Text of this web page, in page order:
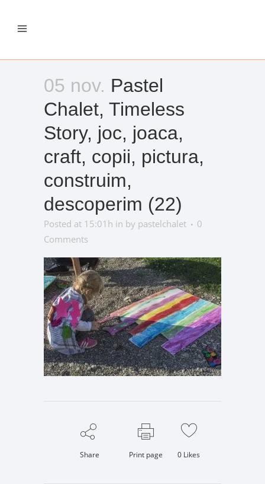
05 nov. Pastel
Chalet, Timeless
Story, joc, joaca,
craft, copii, pictura,
construim,
descoperim (22)
Posted at 15:01h in by pastelchalet
0
Comments
Share Print page 0 Likes